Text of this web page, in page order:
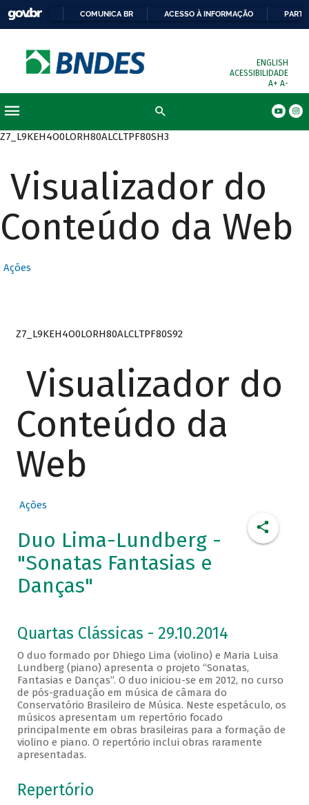
COMUNICA BR ACESSO À INFORMAÇÃO
ENGLISH
ACESSIBILIDADE
A+ A-
Z7_L9KEH4O0LORH80ALCLTPF80SH3
Visualizador do
Conteúdo da Web
Ações
Z7_L9KEH4O0LORH80ALCLTPF80S92
Visualizador do
Conteúdo da
Web
Ações
Duo Lima-Lundberg -
"Sonatas Fantasias e
Danças"
Quartas Clássicas - 29.10.2014
O duo formado por Dhiego Lima (violino) e Maria Luisa
Lundberg (piano) apresenta o projeto “Sonatas,
Fantasias e Danças”. O duo iniciou-se em 2012, no curso
de pós-graduação em música de câmara do
Conservatório Brasileiro de Música. Neste espetáculo, os
músicos apresentam um repertório focado
principalmente em obras brasileiras para a formação de
violino e piano. O repertório inclui obras raramente
apresentadas.
Repertório